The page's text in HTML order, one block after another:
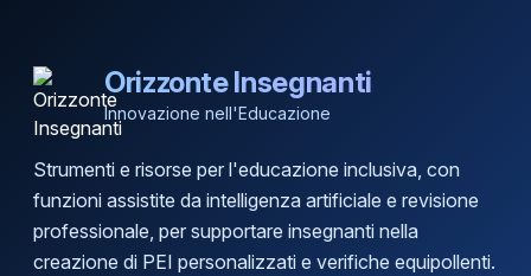
Orizzonte Insegnanti
Innovazione nell'Educazione
Strumenti e risorse per l'educazione inclusiva, con
funzioni assistite da intelligenza artificiale e revisione
professionale, per supportare insegnanti nella
creazione di PEI personalizzati e verifiche equipollenti.